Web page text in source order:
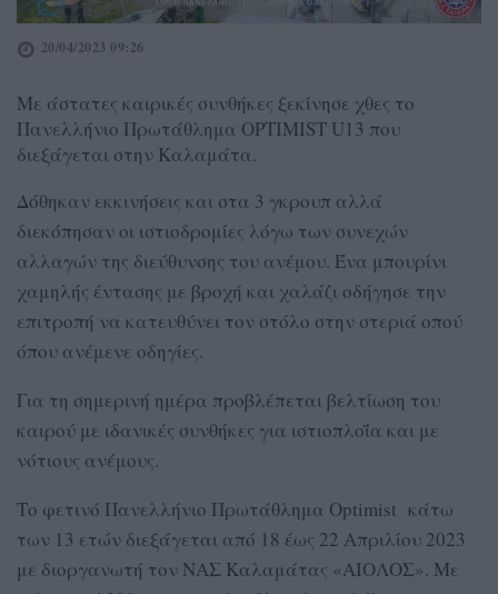
20/04/2023 09:26
Με άστατες καιρικές συνθήκες ξεκίνησε χθες το
Πανελλήνιο Πρωτάθλημα OPTIMIST U13 που
διεξάγεται στην Καλαμάτα.
Δόθηκαν εκκινήσεις και στα 3 γκρουπ αλλά
διεκόπησαν οι ιστιοδρομίες λόγω των συνεχών
αλλαγών της διεύθυνσης του ανέμου. Ένα μπουρίνι
χαμηλής έντασης με βροχή και χαλάζι οδήγησε την
επιτροπή να κατευθύνει τον στόλο στην στεριά οπού
όπου ανέμενε οδηγίες.
Για τη σημερινή ημέρα προβλέπεται βελτίωση του
καιρού με ιδανικές συνθήκες για ιστιοπλοΐα και με
νότιους ανέμους.
Το φετινό Πανελλήνιο Πρωτάθλημα Optimist κάτω
των 13 ετών διεξάγεται από 18 έως 22 Απριλίου 2023
με διοργανωτή τον ΝΑΣ Καλαμάτας «ΑΙΟΛΟΣ». Με